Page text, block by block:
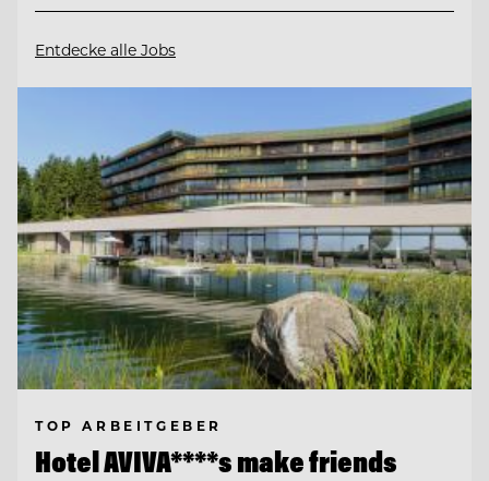
Entdecke alle Jobs
TOP ARBEITGEBER
Hotel AVIVA****s make friends